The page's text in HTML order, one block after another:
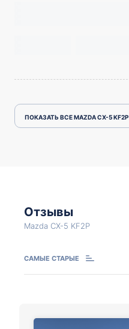
ПОКАЗАТЬ ВСЕ MAZDA CX-5 KF2P
Отзывы
Mazda CX-5 KF2P
САМЫЕ СТАРЫЕ